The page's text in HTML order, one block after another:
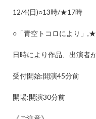
12/4(日)○13時/★17時
○ 「青空トコロにより」 ,★
日時により作品、出演者
受付開始:開演45分前
開場:開演30分前